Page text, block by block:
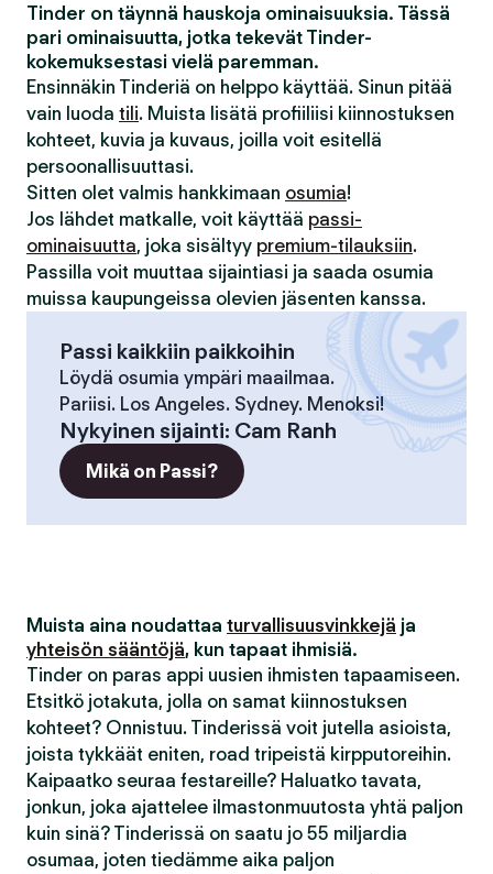
Tinder on täynnä hauskoja ominaisuuksia. Tässä
pari ominaisuutta, jotka tekevät Tinder-
kokemuksestasi vielä paremman.
Ensinnäkin Tinderiä on helppo käyttää. Sinun pitää
vain luoda tili. Muista lisätä profiiliisi kiinnostuksen
kohteet, kuvia ja kuvaus, joilla voit esitellä
persoonallisuuttasi.
Sitten olet valmis hankkimaan osumia!
Jos lähdet matkalle, voit käyttää passi-
ominaisuutta, joka sisältyy premium-tilauksiin.
Passilla voit muuttaa sijaintiasi ja saada osumia
muissa kaupungeissa olevien jäsenten kanssa.
Passi kaikkiin paikkoihin
Löydä osumia ympäri maailmaa.
Pariisi. Los Angeles. Sydney. Menoksi!
Nykyinen sijainti: Cam Ranh
Mikä on Passi?
Muista aina noudattaa turvallisuusvinkkejä ja
yhteisön sääntöjä, kun tapaat ihmisiä.
Tinder on paras appi uusien ihmisten tapaamiseen.
Etsitkö jotakuta, jolla on samat kiinnostuksen
kohteet? Onnistuu. Tinderissä voit jutella asioista,
joista tykkäät eniten, road tripeistä kirpputoreihin.
Kaipaatko seuraa festareille? Haluatko tavata,
jonkun, joka ajattelee ilmastonmuutosta yhtä paljon
kuin sinä? Tinderissä on saatu jo 55 miljardia
osumaa, joten tiedämme aika paljon